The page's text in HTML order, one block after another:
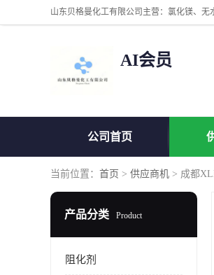
AI会员
公司首页
当前位置： 首页 > 供应商机 > 成都
产品分类 Product
阻化剂